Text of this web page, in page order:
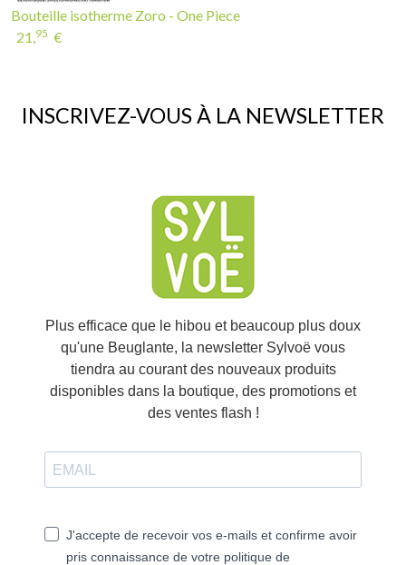
Bouteille isotherme Zoro - One Piece
21,95 €
INSCRIVEZ-VOUS À LA NEWSLETTER
Plus efficace que le hibou et beaucoup plus doux
qu'une Beuglante, la newsletter Sylvoë vous
tiendra au courant des nouveaux produits
disponibles dans la boutique, des promotions et
des ventes flash !
J'accepte de recevoir vos e-mails et confirme avoir
pris connaissance de votre politique de